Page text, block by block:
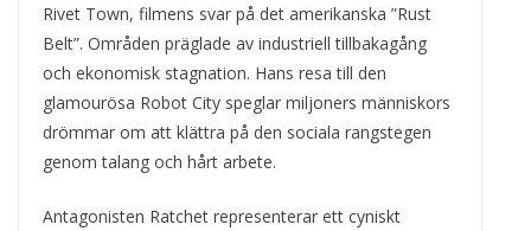
Rivet Town, filmens svar på det amerikanska ”Rust
Belt”. Områden präglade av industriell tillbakagång
och ekonomisk stagnation. Hans resa till den
glamourösa Robot City speglar miljoners människors
drömmar om att klättra på den sociala rangstegen
genom talang och hårt arbete.
Antagonisten Ratchet representerar ett cyniskt